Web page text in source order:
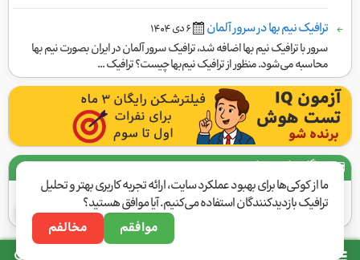
ما از کوکی‌ها برای بهبود عملکرد سایت، ارائه تجربه کاربری بهتر و تحلیل
ترافیک بازدیدکنندگان استفاده می‌کنیم. آیا موافق هستید؟
موافقم
مخالفم
ترافیک نیم بها در سرور آلمان ۶ دی ١۴۰۴
سرور با ترافیک نیم بها اضافه شد، ترافیک سرور آلمان در ایران بصورت نیم بها
محاسبه می‌شود. منظور از ترافیک نیم‌بها چیست؟ ترافیک ...
درگاه‌های پرداخت